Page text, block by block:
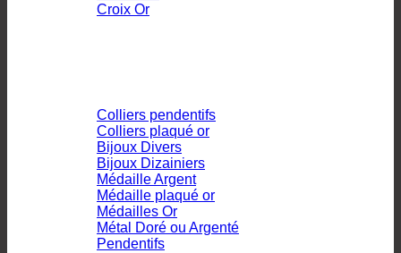
Croix Or
Colliers pendentifs
Colliers plaqué or
Bijoux Divers
Bijoux Dizainiers
Médaille Argent
Médaille plaqué or
Médailles Or
Métal Doré ou Argenté
Pendentifs